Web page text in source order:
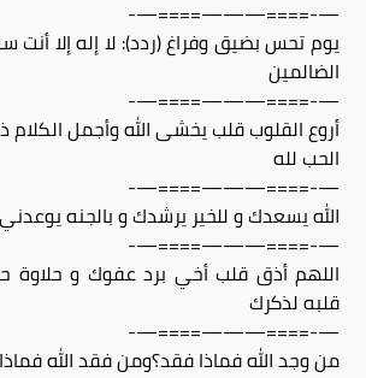
—-====———====—-
يوم تحس بضيق وفراغ (ردد): لا إله إلا
الضالمين
—-====———====—-
أروع القلوب قلب يخشى الله وأجمل الكلام
الحب لله
—-====———====—-
الله يسعدك و للخير يرشدك و بالجنه
—-====———====—-
اللهم أذق قلب أخي برد عفوك و حلاوة
قلبه لذكرك
—-====———====—-
من وجد الله فماذا فقد؟ومن فقد الله